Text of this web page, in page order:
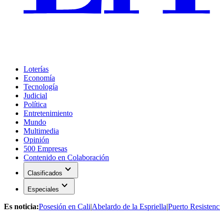
Loterías
Economía
Tecnología
Judicial
Política
Entretenimiento
Mundo
Multimedia
Opinión
500 Empresas
Contenido en Colaboración
Clasificados expand_more
Especiales expand_more
Es noticia:Posesión en Cali|Abelardo de la Espriella|Puerto